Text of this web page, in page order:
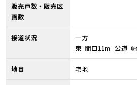
販売戸数・販売区
画数
接道状況
一方
東 間口11m 公
地目 宅地